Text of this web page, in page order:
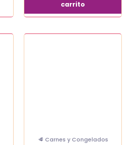
carrito
🥩 Carnes y Congelados